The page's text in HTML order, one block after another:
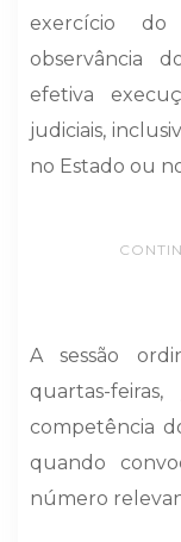
exercício
observância
efetiva
judiciais,
no Estado ou
A sessão
quartas-
competência
quando
número